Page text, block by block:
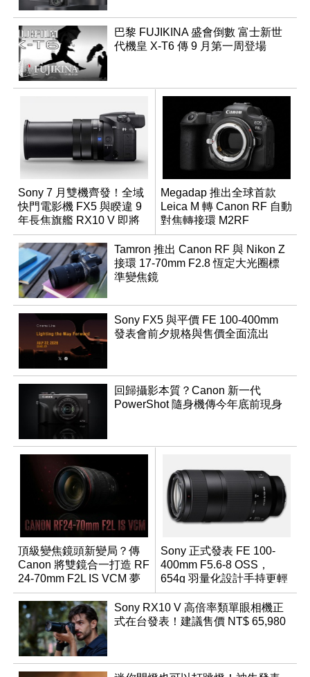
巴黎 FUJIKINA 盛會倒數 富士新世
代機皇 X-T6 傳 9 月第一周登場
Sony 7 月雙機齊發！全域
快門電影機 FX5 與睽違 9
年長焦旗艦 RX10 V 即將
登場
Megadap 推出全球首款
Leica M 轉 Canon RF 自動
對焦轉接環 M2RF
Tamron 推出 Canon RF 與 Nikon Z
接環 17-70mm F2.8 恆定大光圈標
準變焦鏡
Sony FX5 與平價 FE 100-400mm
發表會前夕規格與售價全面流出
回歸攝影本質？Canon 新一代
PowerShot 隨身機傳今年底前現身
頂級變焦鏡頭新變局？傳
Canon 將雙鏡合一打造 RF
24-70mm F2L IS VCM 夢
幻規格
Sony 正式發表 FE 100-
400mm F5.6-8 OSS，
654g 羽量化設計手持更輕
鬆
Sony RX10 V 高倍率類單眼相機正
式在台發表！建議售價 NT$ 65,980